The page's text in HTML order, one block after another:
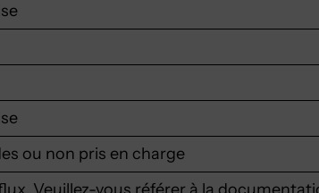
ou non pris en charge